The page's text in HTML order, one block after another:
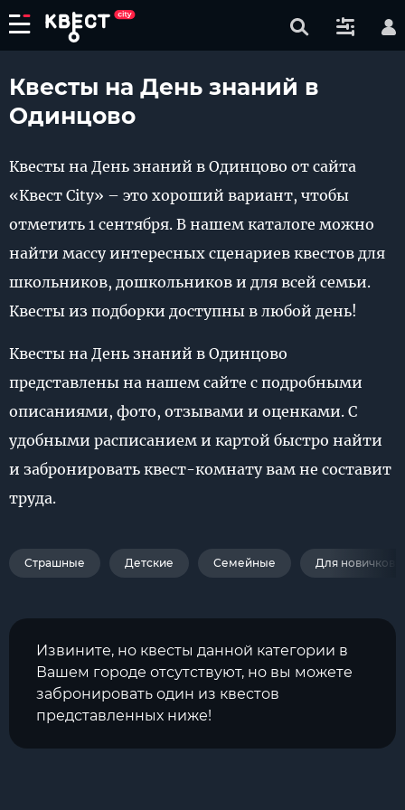
Квесты на День знаний в
Одинцово
Квесты на День знаний в Одинцово от сайта
«Квест City» – это хороший вариант, чтобы
отметить 1 сентября. В нашем каталоге можно
найти массу интересных сценариев квестов для
школьников, дошкольников и для всей семьи.
Квесты из подборки доступны в любой день!
Квесты на День знаний в Одинцово
представлены на нашем сайте с подробными
описаниями, фото, отзывами и оценками. С
удобными расписанием и картой быстро найти
и забронировать квест-комнату вам не составит
труда.
Страшные Детские Семейные Для новичков
Извините, но квесты данной категории в
Вашем городе отсутствуют, но вы можете
забронировать один из квестов
представленных ниже!